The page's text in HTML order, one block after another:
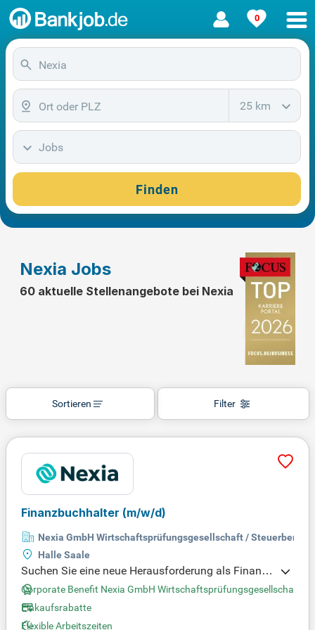
0
25 km
Jobs
Finden
Nexia Jobs
60 aktuelle Stellenangebote bei Nexia
Filter
Sortieren
Finanzbuchhalter (m/w/d)
Nexia GmbH Wirtschaftsprüfungsgesellschaft /
Halle Saale
Suchen Sie eine neue Herausforderung als Finanzb
uchhalter (m/w/d) in Halle (Saale)? Bei uns überne
hmen Sie eigenverantwortlich die Finanzbuchhaltu
ngen nach Handels- und Steuerrecht. Zudem stim
Corporate Benefit Nexia GmbH Wirtschaftsprüfungsgesellschaft /
Einkaufsrabatte
Flexible Arbeitszeiten